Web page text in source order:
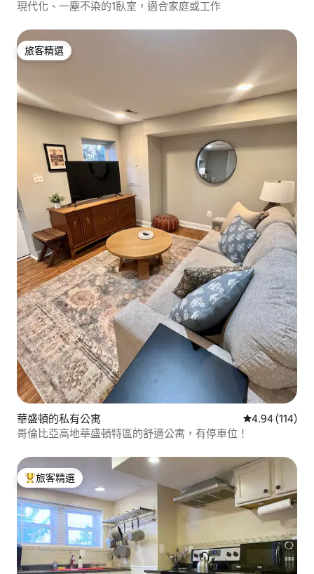
現代化、一塵不染的1臥室，適合家庭或工作
旅客精選
旅客精選
華盛頓的私有公寓 從 114 則評價
4.94 (114)
哥倫比亞高地華盛頓特區的舒適公寓，有停車位！
旅客精選榜首
旅客精選